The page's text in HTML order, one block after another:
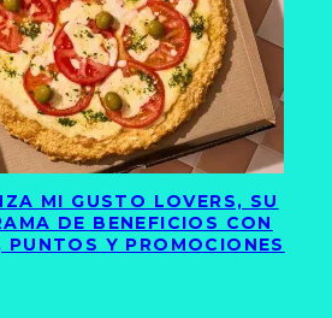
MI GUSTO LOVERS, SU
DE BENEFICIOS CON
PUNTOS Y PROMOCIONES